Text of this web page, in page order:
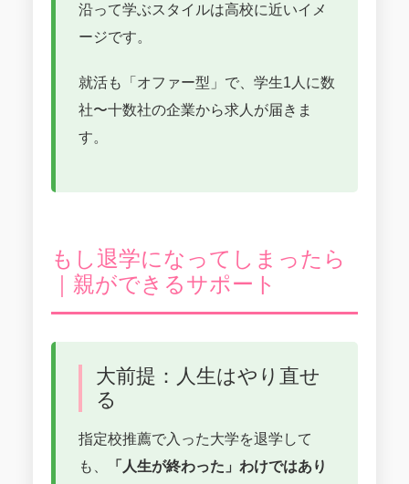
沿って学ぶスタイルは高校に近いイメ
ージです。
就活も「オファー型」で、学生1人に数
社〜十数社の企業から求人が届きま
す。
もし退学になってしまったら
｜親ができるサポート
大前提：人生はやり直せ
る
指定校推薦で入った大学を退学して
も、
「人生が終わった」わけではあり